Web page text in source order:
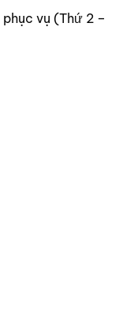
vụ (Thứ 2 –